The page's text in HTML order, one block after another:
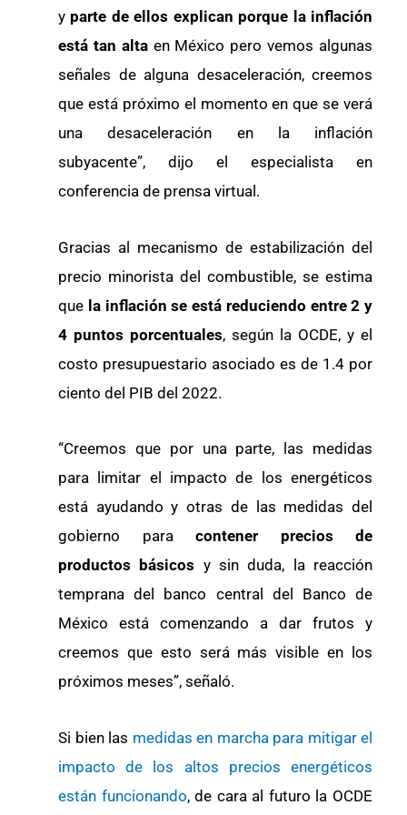
y parte de ellos explican porque la inflación
está tan altaen México pero vemos algunas
señales de alguna desaceleración, creemos
que está próximo el momento en que se verá
una desaceleración en la inflación
subyacente”, dijo el especialista en
conferencia de prensa virtual.
Gracias al mecanismo de estabilización del
precio minorista del combustible, se estima
que la inflación se está reduciendo entre 2 y
4 puntos porcentuales, según la OCDE, y el
costo presupuestario asociado es de 1.4 por
ciento del PIB del 2022.
“Creemos que por una parte, las medidas
para limitar el impacto de los energéticos
está ayudando y otras de las medidas del
gobierno para contener precios de
productos básicos y sin duda, la reacción
temprana del banco central del Banco de
México está comenzando a dar frutos y
creemos que esto será más visible en los
próximos meses”, señaló.
Si bien las medidas en marcha para mitigar el
impacto de los altos precios energéticos
están funcionando, de cara al futuro la OCDE